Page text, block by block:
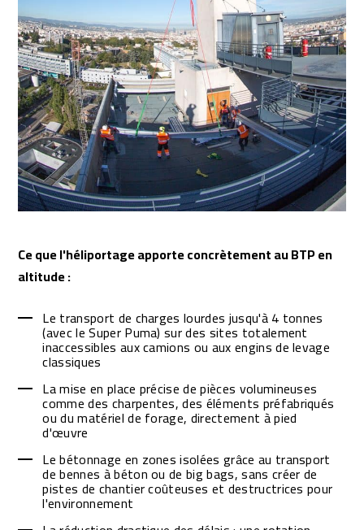
Ce que l'héliportage apporte concrètement au BTP en
altitude :
Le transport de charges lourdes jusqu'à 4 tonnes
(avec le Super Puma) sur des sites totalement
inaccessibles aux camions ou aux engins de levage
classiques
La mise en place précise de pièces volumineuses
comme des charpentes, des éléments préfabriqués
ou du matériel de forage, directement à pied
d'œuvre
Le bétonnage en zones isolées grâce au transport
de bennes à béton ou de big bags, sans créer de
pistes de chantier coûteuses et destructrices pour
l'environnement